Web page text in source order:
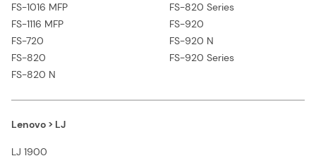
FS-1016 MFP
FS-1116 MFP
FS-720
FS-820
FS-820 N
FS-820 Series
FS-920
FS-920 N
FS-920 Series
Lenovo > LJ
LJ 1900